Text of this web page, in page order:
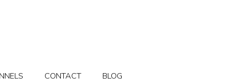
CONTACT BLOG